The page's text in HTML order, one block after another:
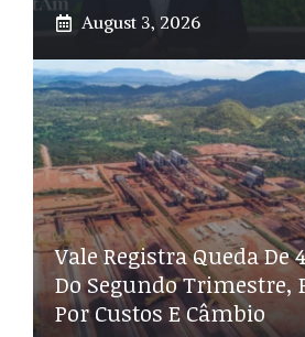
August 3, 2026
Vale Registra Queda De
Do Segundo Trimestre,
Por Custos E Câmbio